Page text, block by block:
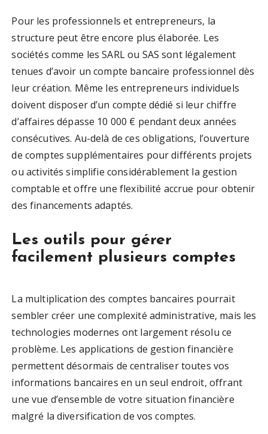
Pour les professionnels et entrepreneurs, la
structure peut être encore plus élaborée. Les
sociétés comme les SARL ou SAS sont légalement
tenues d’avoir un compte bancaire professionnel dès
leur création. Même les entrepreneurs individuels
doivent disposer d’un compte dédié si leur chiffre
d’affaires dépasse 10 000 € pendant deux années
consécutives. Au-delà de ces obligations, l’ouverture
de comptes supplémentaires pour différents projets
ou activités simplifie considérablement la gestion
comptable et offre une flexibilité accrue pour obtenir
des financements adaptés.
Les outils pour gérer
facilement plusieurs comptes
La multiplication des comptes bancaires pourrait
sembler créer une complexité administrative, mais les
technologies modernes ont largement résolu ce
problème. Les applications de gestion financière
permettent désormais de centraliser toutes vos
informations bancaires en un seul endroit, offrant
une vue d’ensemble de votre situation financière
malgré la diversification de vos comptes.